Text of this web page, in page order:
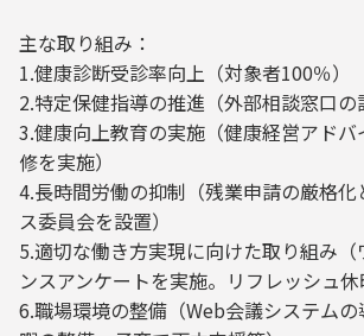
主な取り組み：
1.健康診断受診率向上（対象者100％）
2.特定保健指導の推進（外部相談窓口の
3.健康向上教育の実施（健康経営アド
修を実施）
4.長時間労働の抑制（残業申請の厳格化
ス委員会を設置）
5.適切な働き方実現に向けた取り組み
ンスアンケートを実施。リフレッシュ休
6.職場環境の整備（Web会議システム